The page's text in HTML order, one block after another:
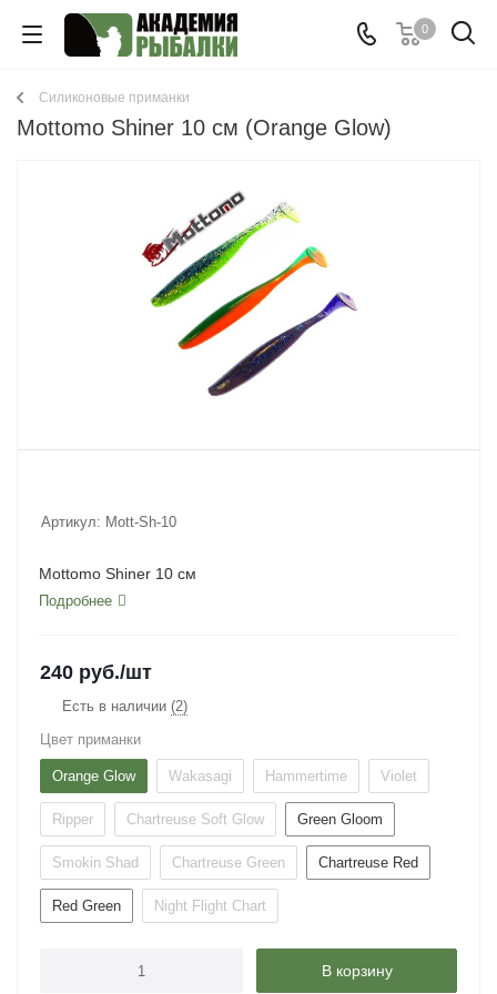
0
Cиликоновые приманки
Mottomo Shiner 10 см (Orange Glow)
Артикул: Mott-Sh-10
Mottomo Shiner 10 см
Подробнее
240 руб./шт
Есть в наличии (2)
Цвет приманки
Orange Glow Wakasagi Hammertime Violet
Ripper Chartreuse Soft Glow Green Gloom
Smokin Shad Chartreuse Green Chartreuse Red
Red Green Night Flight Chart
В корзину